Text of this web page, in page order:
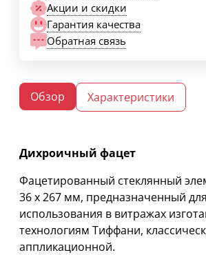
Акции и скидки
Гарантия качества
Обратная связь
Обзор Характеристики
Дихроичный фацет
Фацетированный стеклянный
36 х 267 мм, предназначенный для
использования в витражах
технологиям Тиффани,
аппликационной.